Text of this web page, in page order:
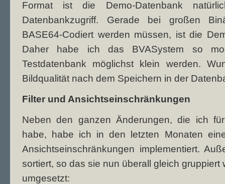
Format ist die Demo-Datenbank
Datenbankzugriff. Gerade bei großen
BASE64-Codiert werden müssen, ist die
Daher habe ich das BVASystem so
Testdatenbank möglichst klein werden.
Bildqualität nach dem Speichern in der
Filter und Ansichtseinschränkungen
Neben den ganzen Änderungen, die ich
habe, habe ich in den letzten Monaten
Ansichtseinschränkungen implementiert.
sortiert, so das sie nun überall gleich
umgesetzt: